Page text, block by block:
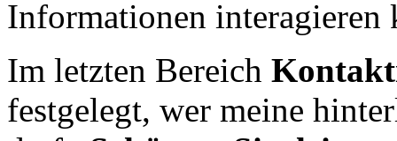
Informationen interagieren
Im letzten Bereich
festgelegt, wer meine